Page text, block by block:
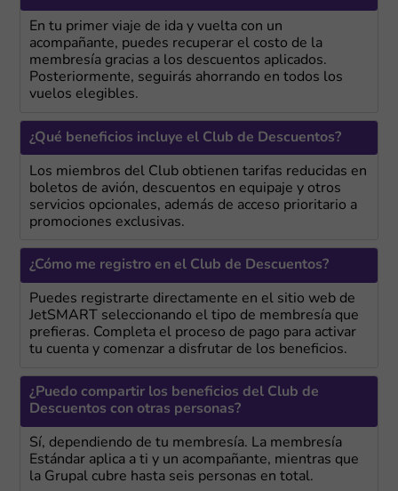
En tu primer viaje de ida y vuelta con un
acompañante, puedes recuperar el costo de la
membresía gracias a los descuentos aplicados.
Posteriormente, seguirás ahorrando en todos los
vuelos elegibles.
¿Qué beneficios incluye el Club de Descuentos?
Los miembros del Club obtienen tarifas reducidas en
boletos de avión, descuentos en equipaje y otros
servicios opcionales, además de acceso prioritario a
promociones exclusivas.
¿Cómo me registro en el Club de Descuentos?
Puedes registrarte directamente en el sitio web de
JetSMART seleccionando el tipo de membresía que
prefieras. Completa el proceso de pago para activar
tu cuenta y comenzar a disfrutar de los beneficios.
¿Puedo compartir los beneficios del Club de
Descuentos con otras personas?
Sí, dependiendo de tu membresía. La membresía
Estándar aplica a ti y un acompañante, mientras que
la Grupal cubre hasta seis personas en total.